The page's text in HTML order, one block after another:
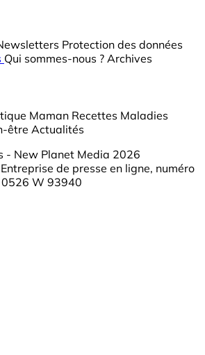
Protection des données
Qui sommes-nous ? Archives
Maman Recettes Maladies
être Actualités
- New Planet Media 2026
de presse en ligne, numéro
0526 W 93940